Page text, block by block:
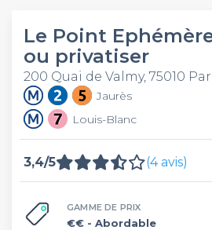
Le Point
ou privatiser
200 Quai de Valmy, 75010
Jaurès
Louis-Blanc
3,4/5 (4 avis)
GAMME DE PRIX
€€ - Abordable